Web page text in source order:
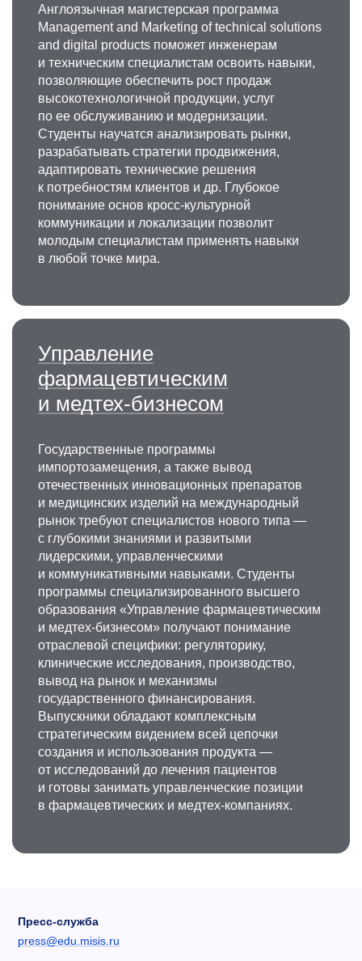
Англоязычная магистерская программа
Management and Marketing of technical solutions
and digital products поможет инженерам
и техническим специалистам освоить навыки,
позволяющие обеспечить рост продаж
высокотехнологичной продукции, услуг
по ее обслуживанию и модернизации.
Студенты научатся анализировать рынки,
разрабатывать стратегии продвижения,
адаптировать технические решения
к потребностям клиентов и др. Глубокое
понимание основ кросс-культурной
коммуникации и локализации позволит
молодым специалистам применять навыки
в любой точке мира.
Управление
фармацевтическим
и медтех-бизнесом
Государственные программы
импортозамещения, а также вывод
отечественных инновационных препаратов
и медицинских изделий на международный
рынок требуют специалистов нового типа —
с глубокими знаниями и развитыми
лидерскими, управленческими
и коммуникативными навыками. Студенты
программы специализированного высшего
образования «Управление фармацевтическим
и медтех-бизнесом» получают понимание
отраслевой специфики: регуляторику,
клинические исследования, производство,
вывод на рынок и механизмы
государственного финансирования.
Выпускники обладают комплексным
стратегическим видением всей цепочки
создания и использования продукта —
от исследований до лечения пациентов
и готовы занимать управленческие позиции
в фармацевтических и медтех-компаниях.
Пресс-служба
press@edu.misis.ru